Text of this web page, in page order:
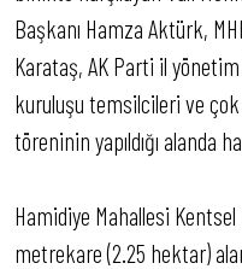
Başkanı Hamza Aktürk,
Karataş, AK Parti il
kuruluşu temsilcileri ve
töreninin yapıldığı alanda
Hamidiye Mahallesi
metrekare (2.25 hektar)